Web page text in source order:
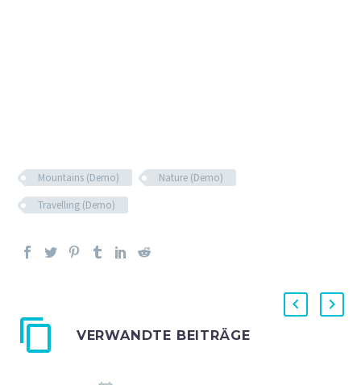
Mountains (Demo)
Nature (Demo)
Travelling (Demo)
VERWANDTE BEITRÄGE